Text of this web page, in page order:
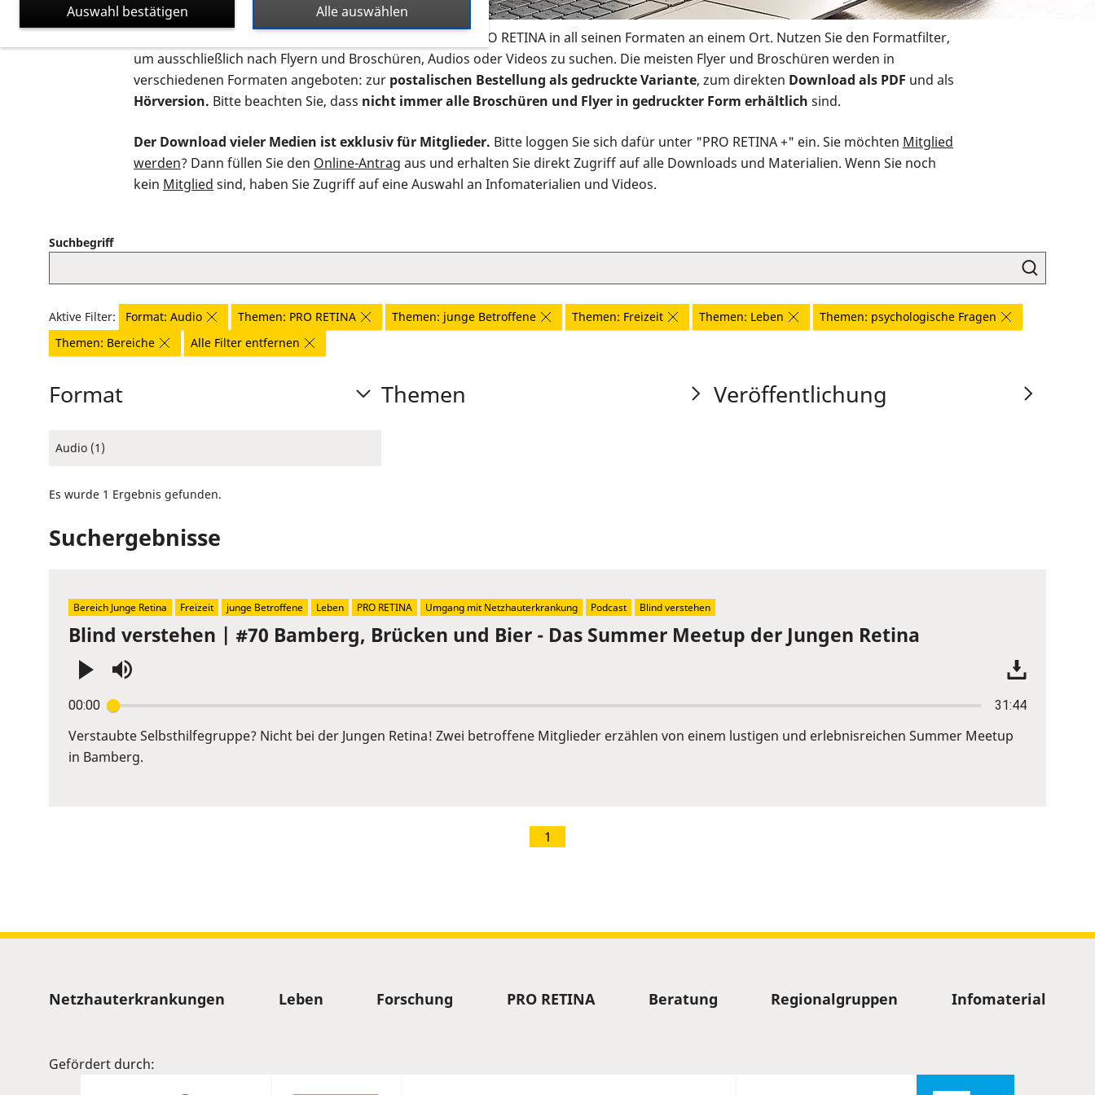
Auf dieser Seite finden Sie sämtliches Infomaterial der PRO RETINA in all seinen Formaten an einem Ort. Nutzen Sie den Formatfilter,
um ausschließlich nach Flyern und Broschüren, Audios oder Videos zu suchen. Die meisten Flyer und Broschüren werden in
verschiedenen Formaten angeboten: zur postalischen Bestellung als gedruckte Variante, zum direkten Download als PDF und als
Hörversion. Bitte beachten Sie, dass nicht immer alle Broschüren und Flyer in gedruckter Form erhältlich sind.
Der Download vieler Medien ist exklusiv für Mitglieder. Bitte loggen Sie sich dafür unter "PRO RETINA +" ein. Sie möchten Mitglied
werden? Dann füllen Sie den Online-Antrag aus und erhalten Sie direkt Zugriff auf alle Downloads und Materialien. Wenn Sie noch
kein Mitglied sind, haben Sie Zugriff auf eine Auswahl an Infomaterialien und Videos.
Suchbegriff
Aktive Filter: Format: Audio Themen: PRO RETINA Themen: junge Betroffene Themen: Freizeit Themen: Leben
Themen: psychologische Fragen
Themen: Bereiche
Alle Filter entfernen
Format
Audio (1)
Themen Veröffentlichung
Es wurde 1 Ergebnis gefunden.
Suchergebnisse
Blind verstehen | #70 Bamberg, Brücken und Bier - Das Summer Meetup der Jungen Retina
00:00 31:44
Enter
or
Space
Verstaubte Selbsthilfegruppe? Nicht bei der Jungen Retina! Zwei betroffene Mitglieder erzählen von einem lustigen und erlebnisreichen Summer Meetup
in Bamberg.
Bereich Junge Retina Freizeit junge Betroffene Leben PRO RETINA Umgang mit Netzhauterkrankung Podcast Blind verstehen
1
Sitemap
Netzhauterkrankungen Leben Forschung PRO RETINA Beratung Regionalgruppen Infomaterial
Gefördert durch:
Alle auswählen
Auswahl bestätigen